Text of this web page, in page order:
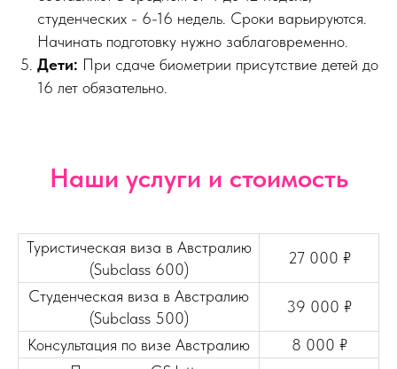
студенческих - 6-16 недель. Сроки варьируются.
Начинать подготовку нужно заблаговременно.
Дети: При сдаче биометрии присутствие детей до
16 лет обязательно.
Наши услуги и стоимость
Туристическая виза в Австралию
(Subclass 600)
27 000 ₽
Студенческая виза в Австралию
(Subclass 500)
39 000 ₽
Консультация по визе Австралию
8 000 ₽